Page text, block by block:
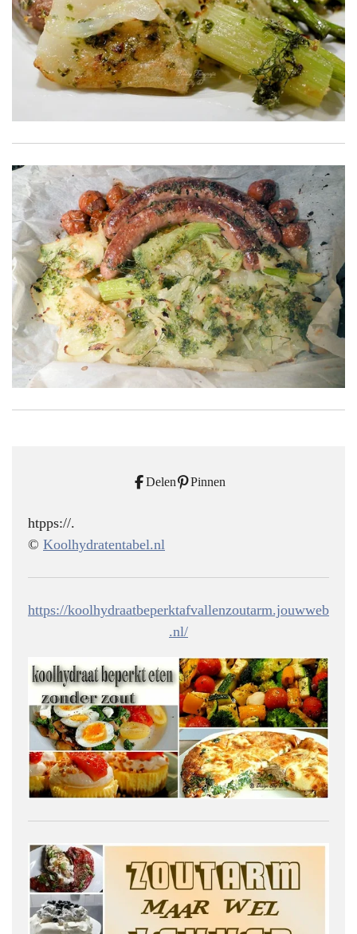
Delen Pinnen
htpps://.
© Koolhydratentabel.nl
https://koolhydraatbeperktafvallenzoutarm.jouwweb
.nl/